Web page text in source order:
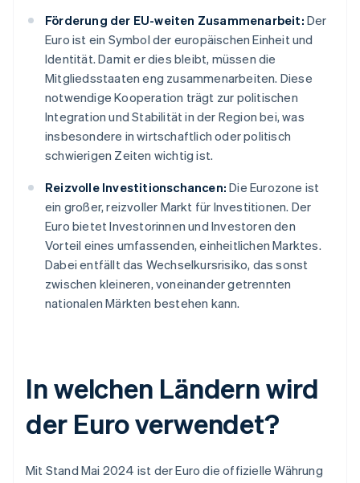
Förderung der EU-weiten Zusammenarbeit: Der
Euro ist ein Symbol der europäischen Einheit und
Identität. Damit er dies bleibt, müssen die
Mitgliedsstaaten eng zusammenarbeiten. Diese
notwendige Kooperation trägt zur politischen
Integration und Stabilität in der Region bei, was
insbesondere in wirtschaftlich oder politisch
schwierigen Zeiten wichtig ist.
Reizvolle Investitionschancen: Die Eurozone ist
ein großer, reizvoller Markt für Investitionen. Der
Euro bietet Investorinnen und Investoren den
Vorteil eines umfassenden, einheitlichen Marktes.
Dabei entfällt das Wechselkursrisiko, das sonst
zwischen kleineren, voneinander getrennten
nationalen Märkten bestehen kann.
In welchen Ländern wird
der Euro verwendet?
Mit Stand Mai 2024 ist der Euro die offizielle Währung